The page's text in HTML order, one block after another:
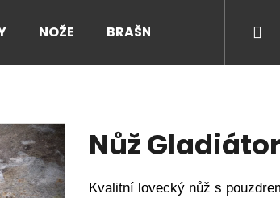
NOŽE BRAŠNY
Nůž Gladiátor
Kvalitní lovecký nůž s
HLEDAT